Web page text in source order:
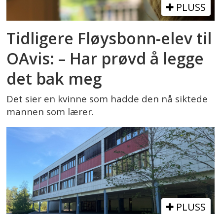
PLUSS
Tidligere Fløysbonn-elev til
OAvis: – Har prøvd å legge
det bak meg
Det sier en kvinne som hadde den nå siktede
mannen som lærer.
PLUSS